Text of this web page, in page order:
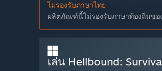
ไม่รองรับภาษาไทย
ผลิตภัณฑ์นี้ไม่รองรับภาษาท้องถิ่นขอ
เล่น Hellbound: